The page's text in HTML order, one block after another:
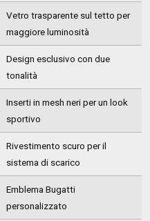
Vetro trasparente sul tetto per
maggiore luminosità
Design esclusivo con due
tonalità
Inserti in mesh neri per un look
sportivo
Rivestimento scuro per il
sistema di scarico
Emblema Bugatti
personalizzato